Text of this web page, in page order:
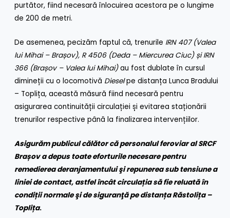
purtător, fiind necesară înlocuirea acestora pe o lungime
de 200 de metri.
De asemenea, pecizăm faptul că, trenurile IRN 407 (Valea
lui Mihai – Brașov), R 4506 (Deda – Miercurea Ciuc) și IRN
366 (Brașov – Valea lui Mihai)au fost dublate în cursul
dimineții cu o locomotivă Dieselpe distanța Lunca Bradului
– Toplița, această măsură fiind necesară pentru
asigurarea continuității circulației și evitarea staționării
trenurilor respective până la finalizarea intervențiilor.
Asigurăm publicul călător că personalul feroviar al SRCF
Brașov a depus toate eforturile necesare pentru
remedierea deranjamentului şi repunerea sub tensiune a
liniei de contact, astfel încât circulația să fie reluată în
condiții normale şi de siguranţă pe distanța Răstolița –
Toplița.